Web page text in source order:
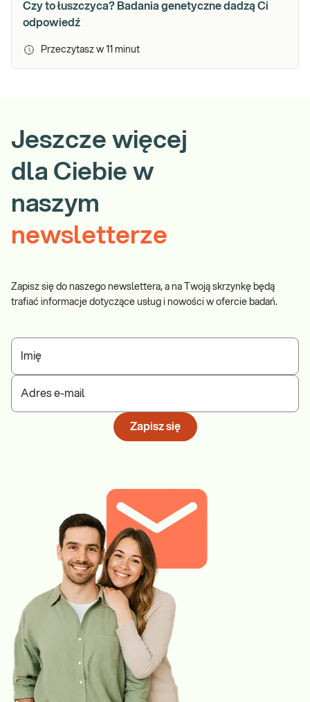
Czy to łuszczyca? Badania genetyczne dadzą Ci
odpowiedź
Przeczytasz w 11 minut
Jeszcze więcej
dla Ciebie w
naszym
newsletterze
Zapisz się do naszego newslettera, a na Twoją skrzynkę będą
trafiać informacje dotyczące usług i nowości w ofercie badań.
Imię
Adres e-mail
Zapisz się